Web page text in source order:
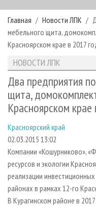
РУБРИКИ И ТЕМЫ
РУБРИКИ ЖУРНАЛА
ЛЕСНОЕ ХОЗЯЙСТВО
ЛЕСОЗАГОТОВКА
ЛЕСОПИЛЕНИЕ
ДЕРЕВООБРАБОТКА
СУШКА ДРЕВЕСИНЫ
ПРОИЗВОДСТВО
ДЕРЕВЯННОЕ
ПРОИЗВОДСТВО
БИОЭНЕРГЕТИКА
ЦБП
НОВОСТИ
КАЛЕНДАРЬ СОБЫТИЙ
НОВОСТИ ЛПК
НОВОСТИ ЖУРНАЛА
НОВОСТИ КОМПАНИЙ
ПРОЕКТЫ ЛПИ
АНАЛИТИКА
ПРЕДПРИЯТИЯ ЛПК
ЛЕСНЫЕ РЕГИОНЫ
ПЕРСОНЫ
МОБИЛЬНЫЕ ВЫСТАВКИ
ОФИЦИАЛЬНЫЕ
ПРИОРИТЕТНЫЕ
RUSSIAN FORESTRY
ГАЗЕТА
АРХИВ
АРХИВ ЖУРНАЛОВ
СТАТЬИ
О ЖУРНАЛЕ
ПОДПИСКА
КОНТАКТЫ
РЕКЛАМОДАТЕЛЯМ
РЕКЛАМА
РЕКЛАМА НА САЙТЕ
Главная Новости ЛПК
мебельного щита,
Красноярском крае в 2017
НОВОСТИ ЛПК
Два предприятия
щита,
Красноярском
Красноярский край
02.03.2015 13:02
Компании «Кошурниково»,
ресурсов и экологии
реализации
районах в рамках 12-го
В Курагинском районе в